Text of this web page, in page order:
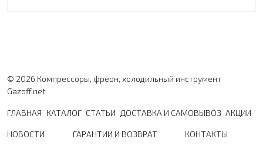
© 2026 Компрессоры, фреон, холодильный инструмент
Gazoff.net
ГЛАВНАЯ КАТАЛОГ СТАТЬИ ДОСТАВКА И САМОВЫВОЗ АКЦИИ
НОВОСТИ ГАРАНТИИ И ВОЗВРАТ КОНТАКТЫ